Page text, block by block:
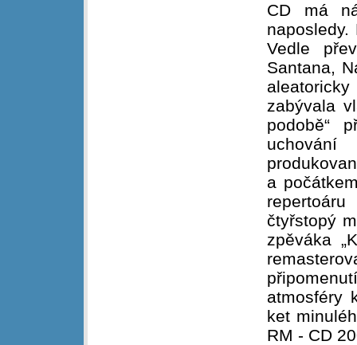
CD má
Vedle
Santana,
zabývala
podobě“
a
repertoáru
čtyřstopý
zpěváka
atmosféry
ket
RM - CD